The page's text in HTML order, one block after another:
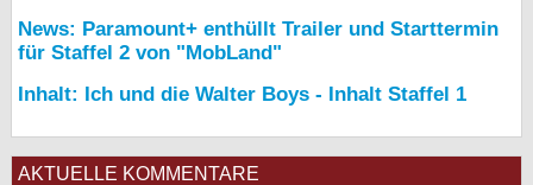
News: Paramount+ enthüllt Trailer und Starttermin
für Staffel 2 von "MobLand"
Inhalt: Ich und die Walter Boys - Inhalt Staffel 1
AKTUELLE KOMMENTARE